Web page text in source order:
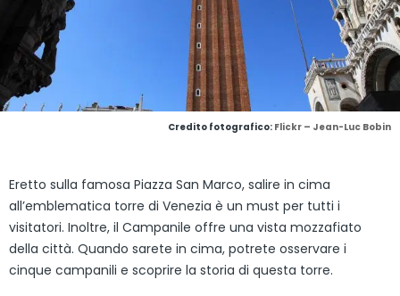
Credito fotografico: Flickr – Jean-Luc Bobin
Eretto sulla famosa Piazza San Marco, salire in cima
all’emblematica torre di Venezia è un must per tutti i
visitatori. Inoltre, il Campanile offre una vista mozzafiato
della città. Quando sarete in cima, potrete osservare i
cinque campanili e scoprire la storia di questa torre.